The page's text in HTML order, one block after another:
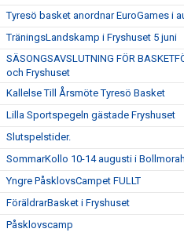
Tyresö basket anordnar EuroGames i
TräningsLandskamp i Fryshuset 5 juni
SÄSONGSAVSLUTNING FÖR
och Fryshuset
Kallelse Till Årsmöte Tyresö Basket
Lilla Sportspegeln gästade Fryshuset
Slutspelstider.
SommarKollo 10-14 augusti i
Yngre PåsklovsCampet FULLT
FöräldrarBasket i Fryshuset
Påsklovscamp